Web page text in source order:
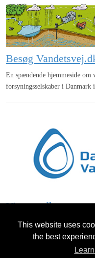
This website uses
the best
Besøg
En spændende hjemmeside
forsyningsselskaber i Danmark
Vi er medlem
Masser af services og en
en sikker og effektiv
Villingebæk Vandværk.